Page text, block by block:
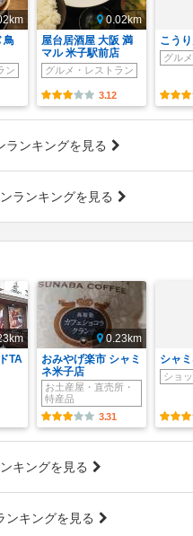
鳥
ン
0.02km
屋台居酒屋 大阪 満
マル 米子駅前店
グルメ・レストラン
3.12
こう
グル
ランキングを見る
ランキングを見る
TA
0.23km
おみやげ楽市 シャミ
ネ米子店
お土産屋・直売所・
特産品
3.31
シャ
ショ
キングを見る
ンキングを見る